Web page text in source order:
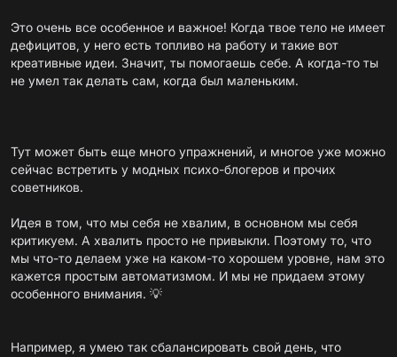
Это очень все особенное и важное! Когда твое тело не имеет
дефицитов, у него есть топливо на работу и такие вот
креативные идеи. Значит, ты помогаешь себе. А когда-то ты
не умел так делать сам, когда был маленьким.
Тут может быть еще много упражнений, и многое уже можно
сейчас встретить у модных психо-блогеров и прочих
советников.
Идея в том, что мы себя не хвалим, в основном мы себя
критикуем. А хвалить просто не привыкли. Поэтому то, что
мы что-то делаем уже на каком-то хорошем уровне, нам это
кажется простым автоматизмом. И мы не придаем этому
особенного внимания. 💡
Например, я умею так сбалансировать свой день, что